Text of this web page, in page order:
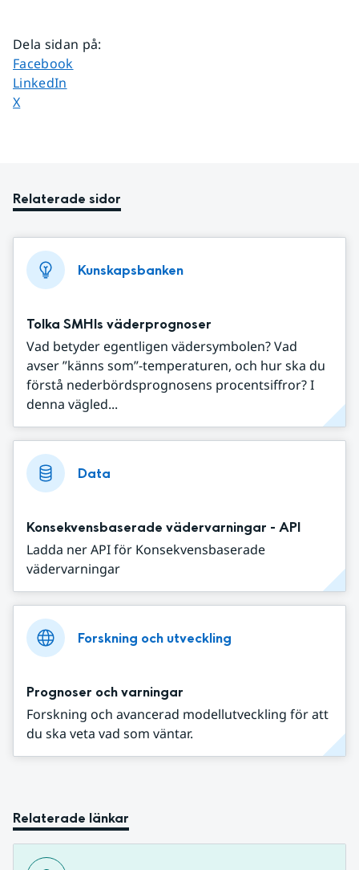
Dela sidan på:
Dela sidan på
Facebook
Dela sidan på
LinkedIn
Dela sidan på
X
Relaterade sidor
Kunskapsbanken
Tolka SMHIs väderprognoser
Vad betyder egentligen vädersymbolen? Vad
avser ”känns som”-temperaturen, och hur ska du
förstå nederbördsprognosens procentsiffror? I
denna vägled...
Data
Konsekvensbaserade vädervarningar - API
Ladda ner API för Konsekvensbaserade
vädervarningar
Forskning och utveckling
Prognoser och varningar
Forskning och avancerad modellutveckling för att
du ska veta vad som väntar.
Relaterade länkar